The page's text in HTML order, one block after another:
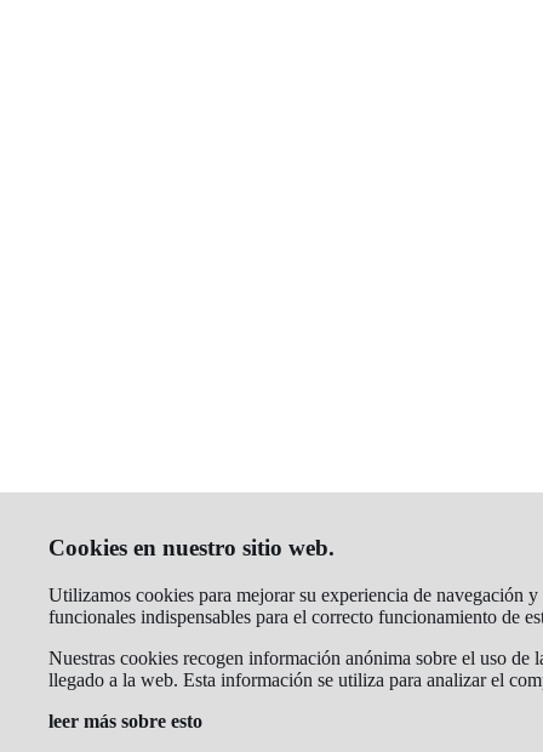
Cookies en nuestro sitio web.
Utilizamos cookies para mejorar su experiencia de navegación
funcionales indispensables para el correcto funcionamiento de
Nuestras cookies recogen información anónima sobre el uso de
llegado a la web. Esta información se utiliza para analizar el
leer más sobre esto